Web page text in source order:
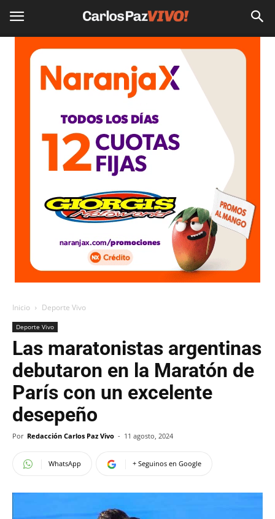
Inicio Deporte Vivo
Deporte Vivo
Las maratonistas argentinas
debutaron en la Maratón de
París con un excelente
desepeño
Por Redacción Carlos Paz Vivo - 11 agosto, 2024
WhatsApp + Seguinos en Google